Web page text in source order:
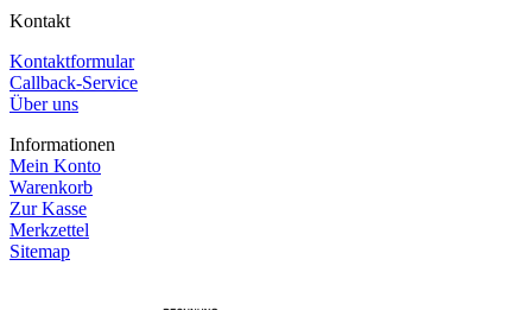
Kontakt
Kontaktformular
Callback-Service
Über uns
Informationen
Mein Konto
Warenkorb
Zur Kasse
Merkzettel
Sitemap